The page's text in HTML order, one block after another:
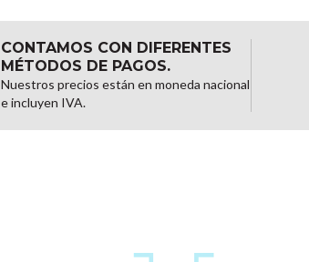
CONTAMOS CON DIFERENTES
MÉTODOS DE PAGOS.
Nuestros precios están en moneda nacional
e incluyen IVA.